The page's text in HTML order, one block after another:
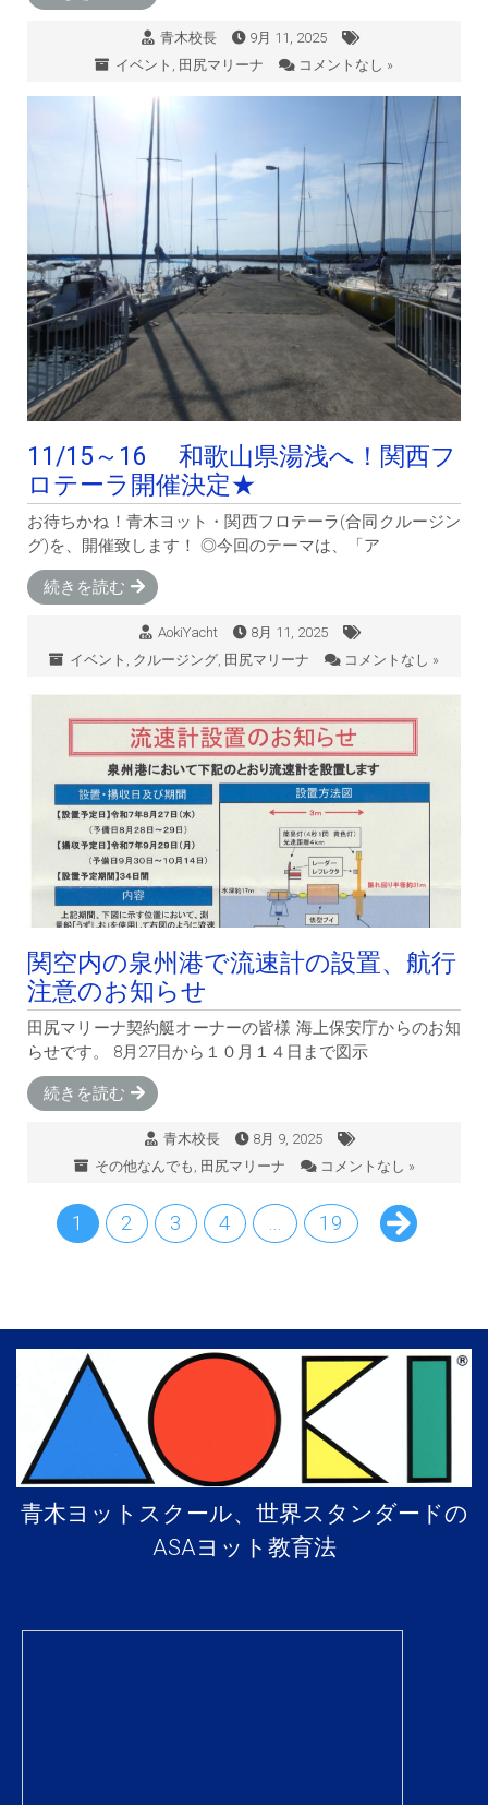
青木校長
9月 11, 2025
イベント
田尻マリーナ コメントなし »
11/15～16 和歌山県湯浅へ！関西フ
ロテーラ開催決定★
お待ちかね！青木ヨット・関西フロテーラ(合同クルージン
グ)を、開催致します！ ◎今回のテーマは、「ア
続きを読む
AokiYacht
8月 11, 2025
イベント , クルージング, 田尻マリーナ コメントなし »
関空内の泉州港で流速計の設置、航行
注意のお知らせ
田尻マリーナ契約艇オーナーの皆様 海上保安庁からのお知
らせです。 8月27日から１０月１４日まで図示
続きを読む
青木校長
8月 9, 2025
その他なんでも , 田尻マリーナ コメントなし »
1 2 3 4 … 19
青木ヨットスクール、世界スタンダードの
ASAヨット教育法